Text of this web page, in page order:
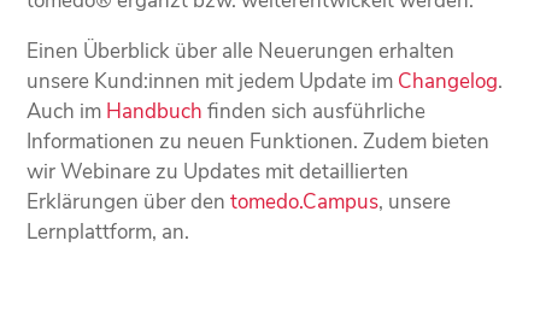
Einen Überblick über alle Neuerungen erhalten
unsere Kund:innen mit jedem Update im Changelog.
Auch im Handbuch finden sich ausführliche
Informationen zu neuen Funktionen. Zudem bieten
wir Webinare zu Updates mit detaillierten
Erklärungen über dentomedo.Campus, unsere
Lernplattform, an.